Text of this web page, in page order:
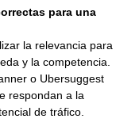
para una
la relevancia para
y la competencia.
o Ubersuggest
respondan a la
de tráfico.